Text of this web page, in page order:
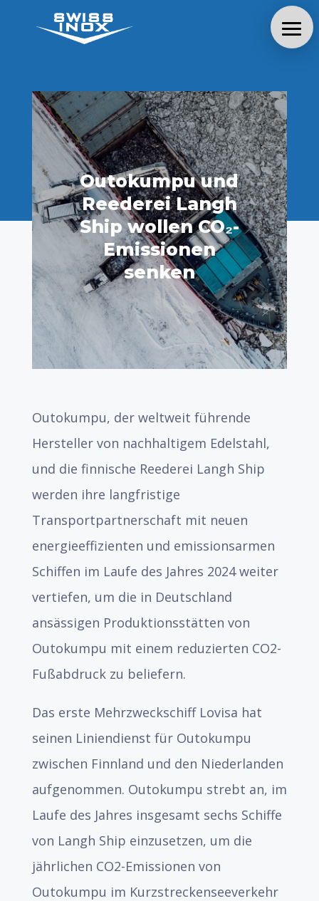
Outokumpu und
Reederei Langh
Ship wollen CO₂-
Emissionen
senken
Outokumpu, der weltweit führende
Hersteller von nachhaltigem Edelstahl,
und die finnische Reederei Langh Ship
werden ihre langfristige
Transportpartnerschaft mit neuen
energieeffizienten und emissionsarmen
Schiffen im Laufe des Jahres 2024 weiter
vertiefen, um die in Deutschland
ansässigen Produktionsstätten von
Outokumpu mit einem reduzierten CO2-
Fußabdruck zu beliefern.
Das erste Mehrzweckschiff Lovisa hat
seinen Liniendienst für Outokumpu
zwischen Finnland und den Niederlanden
aufgenommen. Outokumpu strebt an, im
Laufe des Jahres insgesamt sechs Schiffe
von Langh Ship einzusetzen, um die
jährlichen CO2-Emissionen von
Outokumpu im Kurzstreckenseeverkehr